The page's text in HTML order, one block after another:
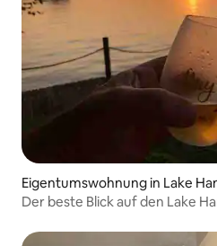
Eigentumswohnung in Lake
hip
Der beste Blick auf den Lake